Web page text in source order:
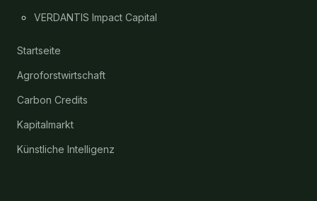
VERDANTIS Impact Capital
Startseite
Agroforstwirtschaft
Carbon Credits
Kapitalmarkt
Künstliche Intelligenz